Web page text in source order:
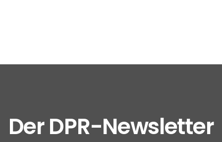
Der DPR-Newsletter